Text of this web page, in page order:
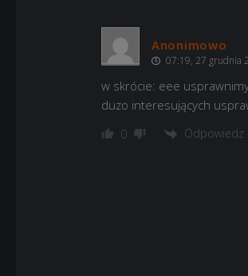
Anonimowo
07:19, 27 grudnia
w skrócie: eee
duzo interesujących
0 Odpowiedz